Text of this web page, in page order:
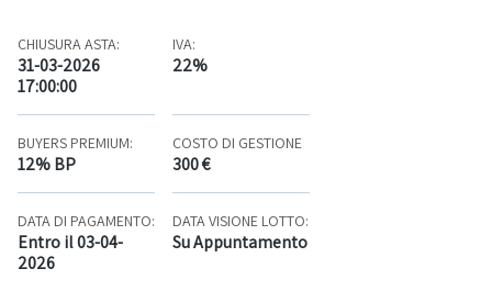
CHIUSURA ASTA:
31-03-2026
17:00:00
IVA:
22%
BUYERS PREMIUM:
12% BP
COSTO DI GESTIONE
300 €
DATA DI PAGAMENTO:
Entro il 03-04-
2026
DATA VISIONE LOTTO:
Su Appuntamento